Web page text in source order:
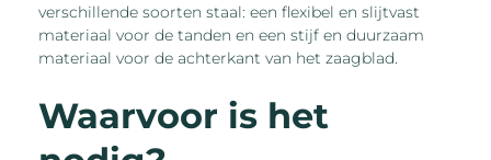
verschillende soorten staal: een flexibel en slijtvast
materiaal voor de tanden en een stijf en duurzaam
materiaal voor de achterkant van het zaagblad.
Waarvoor is het